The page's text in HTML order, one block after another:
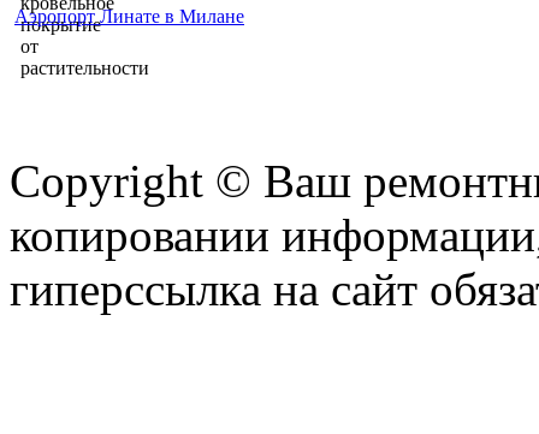
Аэропорт Линате в Милане
Copyright © Ваш
копировании
гиперссылка на сайт